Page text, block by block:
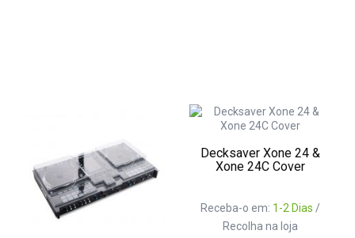
Decksaver Xone 24 &
Xone 24C Cover
Receba-o em: 1-2 Dias /
Recolha na loja